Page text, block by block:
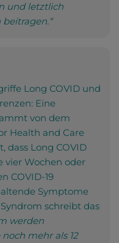
und letztlich
Long COVID und
Eine
von dem
Health and Care
dass Long COVID
vier Wochen oder
COVID-19
Symptome
schreibt das
werden
mehr als 12